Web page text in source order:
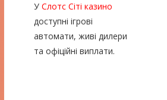
У Слотс Сіті казино
доступні ігрові
автомати, живі дилери
та офіційні виплати.